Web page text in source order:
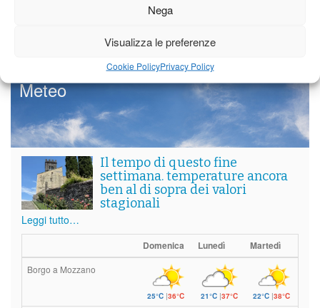
Nega
Visualizza le preferenze
Cookie PolicyPrivacy Policy
Vedi tutti i servizi
Meteo
Il tempo di questo fine
settimana. temperature ancora
ben al di sopra dei valori
stagionali
Leggi tutto…
Domenica Lunedì Martedì
Borgo a Mozzano
25°C|36°C 21°C|37°C 22°C |38°C